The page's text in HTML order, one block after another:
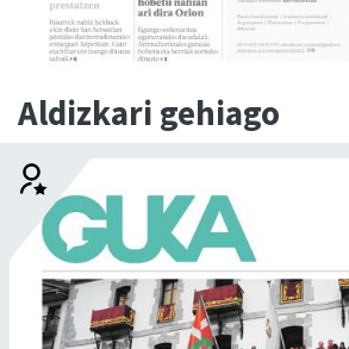
Aldizkari gehiago